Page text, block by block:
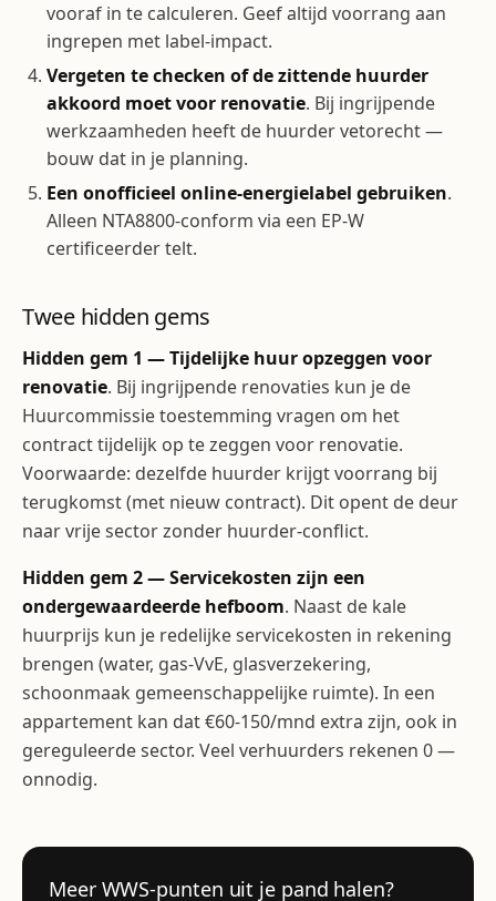
vooraf in te calculeren. Geef altijd voorrang aan
ingrepen met label-impact.
Vergeten te checken of de zittende huurder
akkoord moet voor renovatie. Bij ingrijpende
werkzaamheden heeft de huurder vetorecht —
bouw dat in je planning.
Een onofficieel online-energielabel gebruiken.
Alleen NTA8800-conform via een EP-W
certificeerder telt.
Twee hidden gems
Hidden gem 1 — Tijdelijke huur opzeggen voor
renovatie. Bij ingrijpende renovaties kun je de
Huurcommissie toestemming vragen om het
contract tijdelijk op te zeggen voor renovatie.
Voorwaarde: dezelfde huurder krijgt voorrang bij
terugkomst (met nieuw contract). Dit opent de deur
naar vrije sector zonder huurder-conflict.
Hidden gem 2 — Servicekosten zijn een
ondergewaardeerde hefboom. Naast de kale
huurprijs kun je redelijke servicekosten in rekening
brengen (water, gas-VvE, glasverzekering,
schoonmaak gemeenschappelijke ruimte). In een
appartement kan dat €60-150/mnd extra zijn, ook in
gereguleerde sector. Veel verhuurders rekenen 0 —
onnodig.
Meer WWS-punten uit je pand halen?